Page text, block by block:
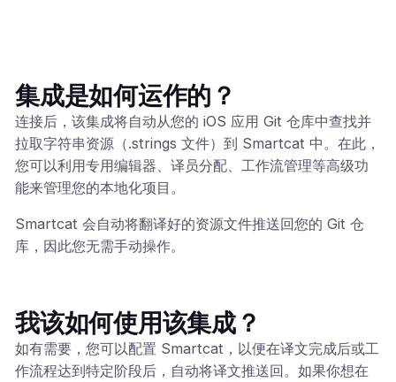
集成是如何运作的？
连接后，该集成将自动从您的 iOS 应用 Git 仓库中查找并
拉取字符串资源（.strings 文件）到 Smartcat 中。在此，
您可以利用专用编辑器、译员分配、工作流管理等高级功
能来管理您的本地化项目。
Smartcat 会自动将翻译好的资源文件推送回您的 Git 仓
库，因此您无需手动操作。
我该如何使用该集成？
如有需要，您可以配置 Smartcat，以便在译文完成后或工
作流程达到特定阶段后，自动将译文推送回。如果你想在